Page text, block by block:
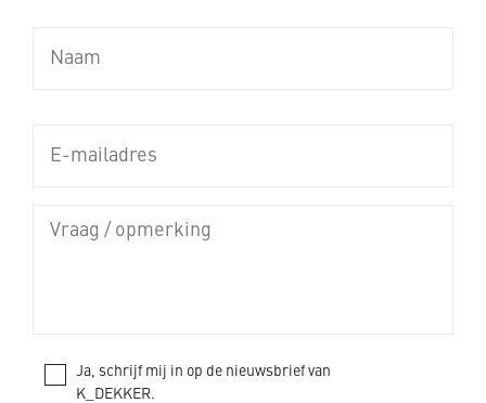
Ja, schrijf mij in op de nieuwsbrief van
K_DEKKER.